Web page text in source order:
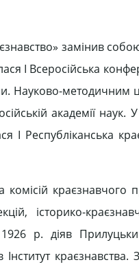
замінив
І Всеросійська
Науково-методичним
академії наук.
І Республіканська
комісій краєзнавчого
історико-
р. діяв
краєзнавства.